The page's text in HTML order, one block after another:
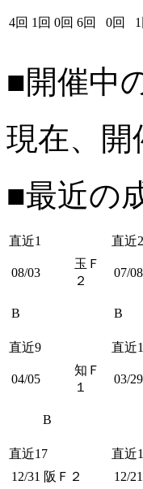
4回 1回 0回 6回 0回
■開催中
現在、
■最近の
直近1 直近2
08/03
玉Ｆ
２
B
07/08
B
直近9 直近
04/05
知Ｆ
１
B
03/29
直近17 直近
12/31 阪Ｆ２
12/21